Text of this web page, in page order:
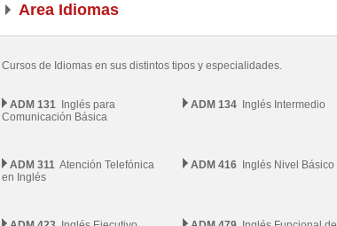
Area Idiomas
Cursos de Idiomas en sus distintos tipos y especialidades.
ADM 131Inglés para
Comunicación Básica
ADM 134Inglés Intermedio
ADM 311Atención Telefónica
en Inglés
ADM 416Inglés Nivel Básico